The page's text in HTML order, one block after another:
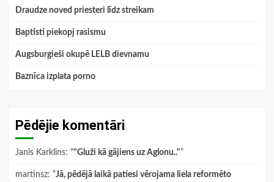
Draudze noved priesteri līdz streikam
Baptisti piekopj rasismu
Augsburgieši okupē LELB dievnamu
Baznīca izplata porno
Pēdējie komentāri
Janis Karklins: “"Gluži kā gājiens uz Aglonu.."”
martinsz: “Jā, pēdējā laikā patiesi vērojama liela reformēto